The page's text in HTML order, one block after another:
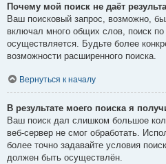
Почему мой поиск не даёт
Ваш поисковый запрос, возможно,
включал много общих слов, поиск
осуществляется. Будьте более
возможности расширенного поиска.
Вернуться к началу
В результате моего поиска я
Ваш поиск дал слишком большое
веб-сервер не смог обработать.
более точно задавайте условия
должен быть осуществлён.